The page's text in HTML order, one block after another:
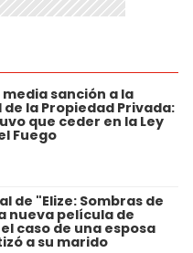
media sanción a la
la Propiedad Privada:
que ceder en la Ley
Fuego
de "Elize: Sombras de
nueva película de
caso de una esposa
a su marido